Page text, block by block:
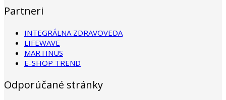
Partneri
INTEGRÁLNA ZDRAVOVEDA
LIFEWAVE
MARTINUS
E-SHOP TREND
Odporúčané stránky